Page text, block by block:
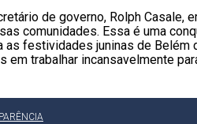
de governo, Rolph Casale,
comunidades. Essa é uma
festividades juninas de Belém
trabalhar incansavelmente